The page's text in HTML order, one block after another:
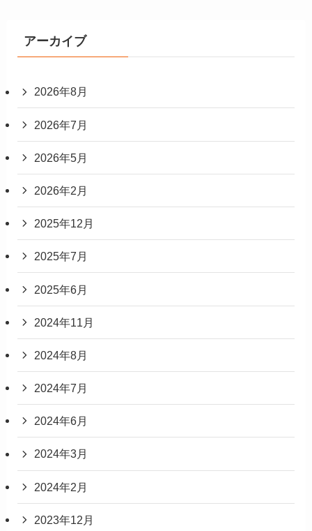
アーカイブ
2026年8月
2026年7月
2026年5月
2026年2月
2025年12月
2025年7月
2025年6月
2024年11月
2024年8月
2024年7月
2024年6月
2024年3月
2024年2月
2023年12月